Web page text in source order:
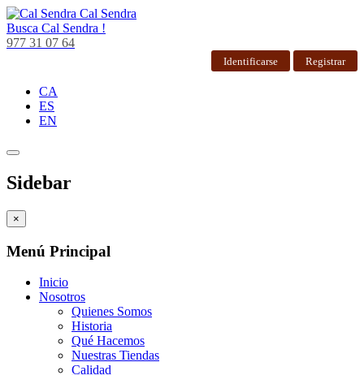
Cal Sendra
Busca Cal Sendra !
977 31 07 64
Identificarse Registrar
CA
ES
EN
Sidebar
×
Menú Principal
Inicio
Nosotros
Quienes Somos
Historia
Qué Hacemos
Nuestras Tiendas
Calidad